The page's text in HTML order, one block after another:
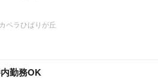
ペラひばりが丘
勤務OK